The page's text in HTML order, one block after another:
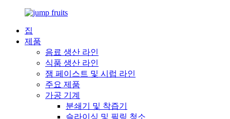
집
제품
음료 생산 라인
식품 생산 라인
잼 페이스트 및 시럽 라인
주요 제품
가공 기계
분쇄기 및 착즙기
슬라이싱 및 필링 청소